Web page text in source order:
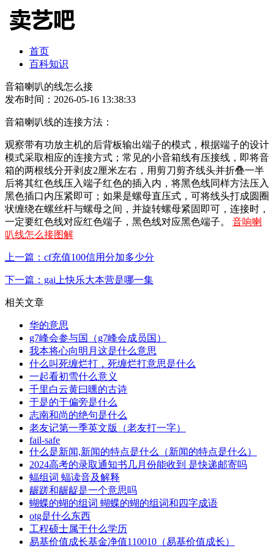
首页
百科知识
音箱喇叭的线怎么接
发布时间：2026-05-16 13:38:33
音箱喇叭线的连接方法：
观察带有功放主机的后背板输出端子的模式，根据端子的设计
模式采取相应的连接方式；常见的小音箱线有压接线，即将音
箱的两根线分开剥皮2厘米左右，用剪刀剪齐线头并折叠一半
后将其红色线压入端子红色的插入内，将黑色线同样方法压入
黑色插口内压紧即可；如果是螺母直压式，可将线头打成圆圈
状缠绕在螺丝杆与螺母之间，并旋转螺母紧固即可，连接时，
一定要红色线对应红色端子，黑色线对应黑色端子。 音响喇
叭线怎么接图解
上一篇：cf充值100信用分加多少分
下一篇：gai上快乐大本营是哪一集
相关文章
华的意思
g7峰会参与国（g7峰会成员国）
我本将心向明月这是什么意思
什么叫死缠烂打，死缠烂打意思是什么
一起看初雪什么意义
千里白云黄曰曛的古诗
于是的于偏旁是什么
志南和尚的绝句是什么
老友记第一季英文版（老友打一字）
fail-safe
什么是新闻,新闻的特点是什么（新闻的特点是什么）
2024高考的录取通知书几月份能收到 是快递邮寄吗
蝠组词 蝠读音及解释
龌蹉和龌龊是一个意思吗
蝴蝶的蝴的组词 蝴蝶的蝴的组词和四字成语
otg是什么东西
工程硕士属于什么学历
易基价值成长基金净值110010（易基价值成长）